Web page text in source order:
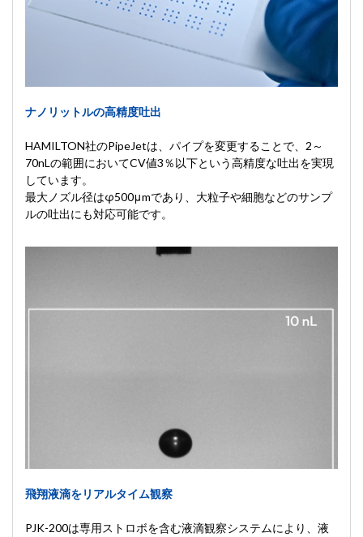
ナノリットルの高精度吐出
HAMILTON社のPipeJetは、パイプを変更することで、2～
70nLの範囲においてCV値3％以下という高精度な吐出を実現
しています。
最大ノズル径はφ500μmであり、大粒子や細胞などのサンプ
ルの吐出にも対応可能です。
飛翔液滴をリアルタイム観察
PJK-200は専用ストロボを含む液滴観察システムにより、液